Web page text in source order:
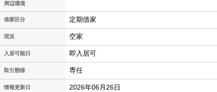
周辺環境
借家区分 定期借家
現況 空家
入居可能日 即入居可
取引態様 専任
情報更新日 2026年06月26日